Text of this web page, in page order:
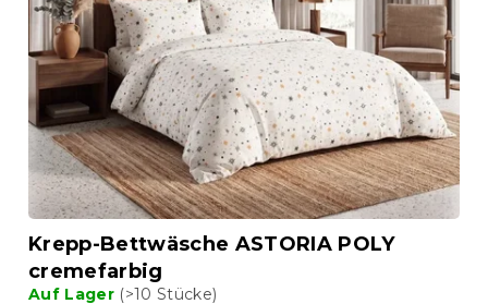
Krepp-Bettwäsche ASTORIA POLY
cremefarbig
Auf Lager (>10 Stücke)